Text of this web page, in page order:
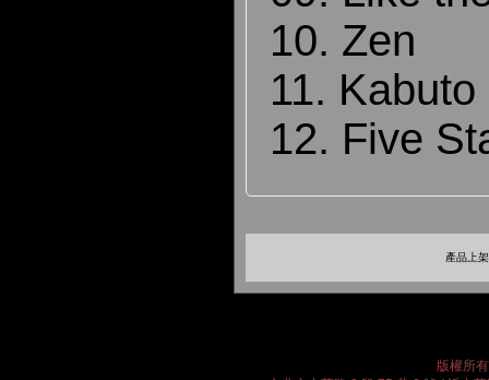
10. Zen
11. Kabuto
12. Five
產品上
版權所